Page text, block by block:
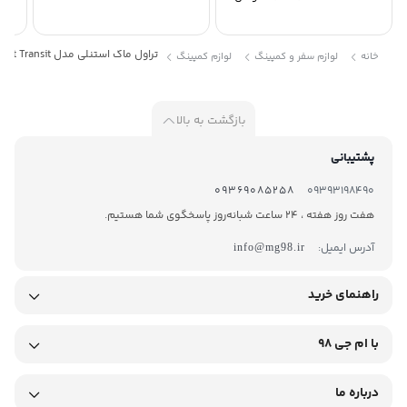
خانه لوازم سفر و کمپینگ لوازم کمپینگ تراول ماگ استنلی مدل The Aerolight Transit گنجایش 0.35 لیتر
بازگشت به بالا
پشتیبانی
09393198490
09369085258
هفت روز هفته ، 24 ساعت شبانه‌روز پاسخگوی شما هستیم.
آدرس ایمیل:
info@mg98.ir
راهنمای خرید
با ام جی 98
درباره ما